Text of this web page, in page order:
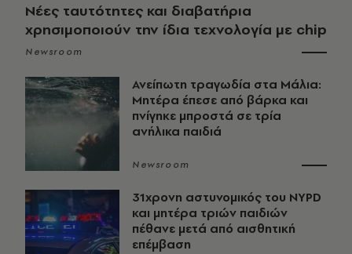
Νέες ταυτότητες και διαβατήρια
χρησιμοποιούν την ίδια τεχνολογία με chip
Newsroom
Ανείπωτη τραγωδία στα Μάλια:
Μητέρα έπεσε από βάρκα και
πνίγηκε μπροστά σε τρία
ανήλικα παιδιά
Newsroom
31χρονη αστυνομικός του NYPD
και μητέρα τριών παιδιών
πέθανε μετά από αισθητική
επέμβαση